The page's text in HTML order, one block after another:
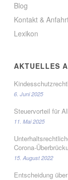
Blog
Kontakt &
Lexikon
AKTUELLES
6. Juni 2025
Steuervorteil für
11. Mai 2025
Corona-
15. August 2022
Entscheidung